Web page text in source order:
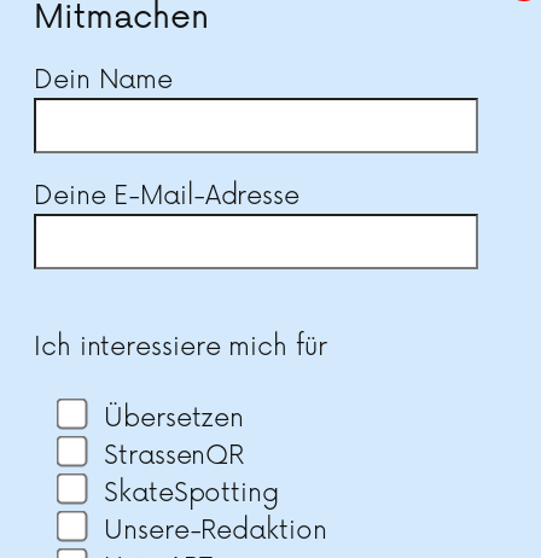
Mitmachen
Dein Name
Deine E-Mail-Adresse
Ich interessiere mich für
Übersetzen
StrassenQR
SkateSpotting
Unsere-Redaktion